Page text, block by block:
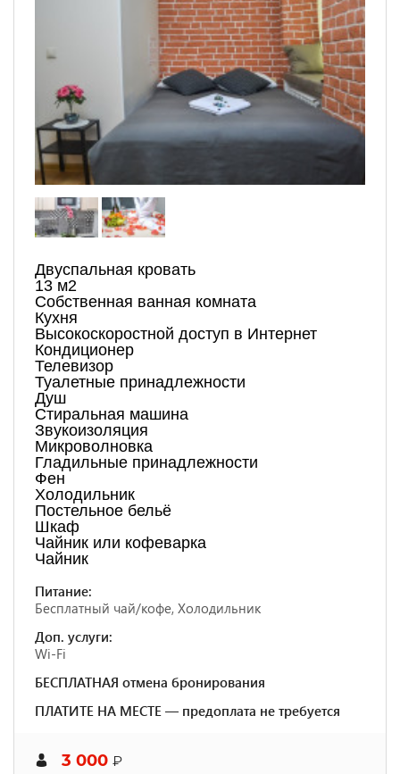
Двуспальная кровать
13 м2
Собственная ванная комната
Кухня
Высокоскоростной доступ в Интернет
Кондиционер
Телевизор
Туалетные принадлежности
Душ
Стиральная машина
Звукоизоляция
Микроволновка
Гладильные принадлежности
Фен
Холодильник
Постельное бельё
Шкаф
Чайник или кофеварка
Чайник
Питание:
Бесплатный чай/кофе, Холодильник
Доп. услуги:
Wi-Fi
БЕСПЛАТНАЯ отмена бронирования
ПЛАТИТЕ НА МЕСТЕ — предоплата не требуется
3 000 ₽